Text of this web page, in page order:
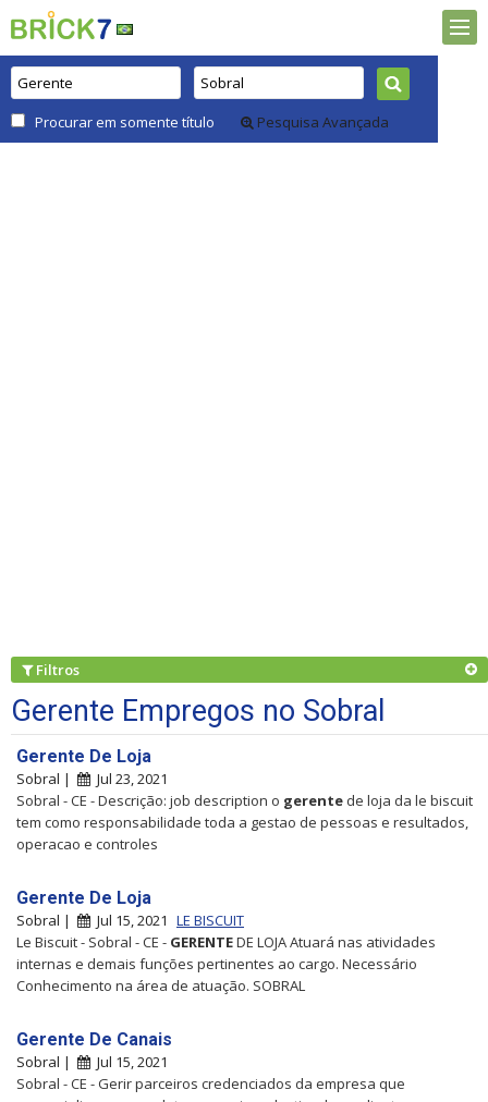
Procurar em somente título Pesquisa Avançada
Filtros
Gerente Empregos no Sobral
Gerente De Loja
Sobral |
Jul 23, 2021
Sobral - CE - Descrição: job description o gerente de loja da le biscuit
tem como responsabilidade toda a gestao de pessoas e resultados,
operacao e controles
Gerente De Loja
Sobral | Jul 15, 2021 LE BISCUIT
Le Biscuit - Sobral - CE - GERENTEDE LOJA Atuará nas atividades
internas e demais funções pertinentes ao cargo. Necessário
Conhecimento na área de atuação. SOBRAL
Gerente De Canais
Sobral |
Jul 15, 2021
Sobral - CE - Gerir parceiros credenciados da empresa que